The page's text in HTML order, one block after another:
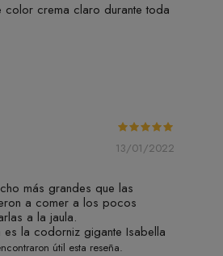
color crema claro durante toda
13/01/2022
más grandes que las
a comer a los pocos
a la jaula.
la codorniz gigante Isabella
útil esta reseña.